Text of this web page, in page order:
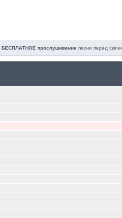
БЕСПЛАТНОЕ прослушивание песни перед